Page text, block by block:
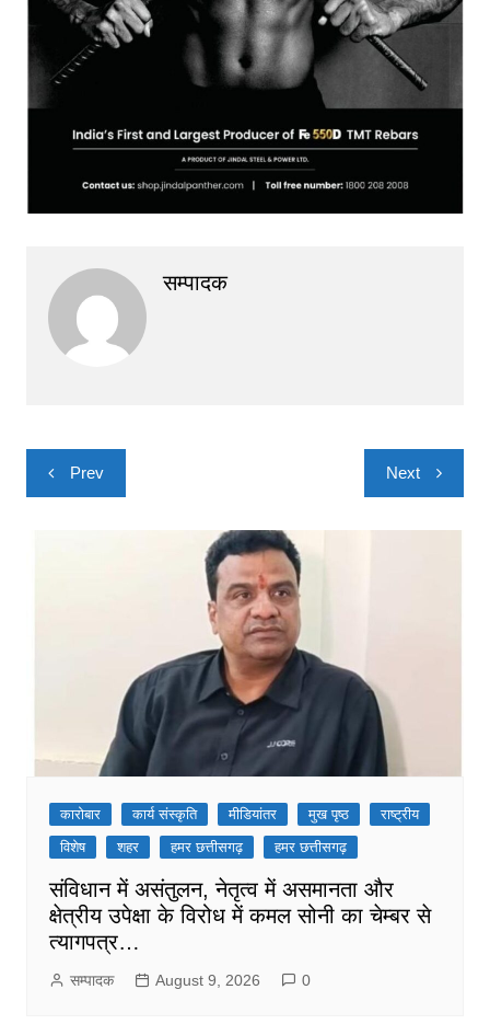
सम्पादक
Post
navigation
Prev Next
कारोबार कार्य संस्कृति मीडियांतर मुख पृष्ठ
राष्ट्रीय
विशेष
शहर हमर छत्तीसगढ़ हमर छत्तीसगढ़
संविधान में असंतुलन, नेतृत्व में असमानता और
क्षेत्रीय उपेक्षा के विरोध में कमल सोनी का चेम्बर से
त्यागपत्र…
सम्पादक August 9, 2026 0